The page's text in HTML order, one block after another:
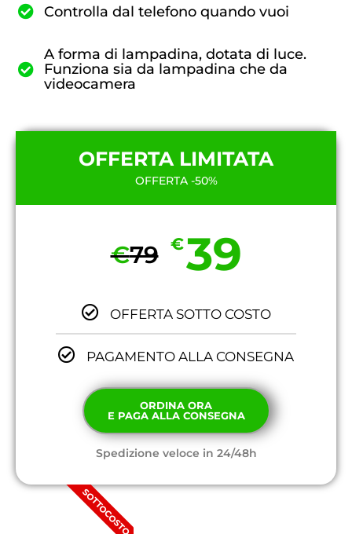
Controlla dal telefono quando vuoi
A forma di lampadina, dotata di luce.
Funziona sia da lampadina che da
videocamera
OFFERTA LIMITATA
OFFERTA -50%
€79 €39
OFFERTA SOTTO COSTO
PAGAMENTO ALLA CONSEGNA
ORDINA ORA
E PAGA ALLA CONSEGNA
Spedizione veloce in 24/48h
SOTTOCOSTO